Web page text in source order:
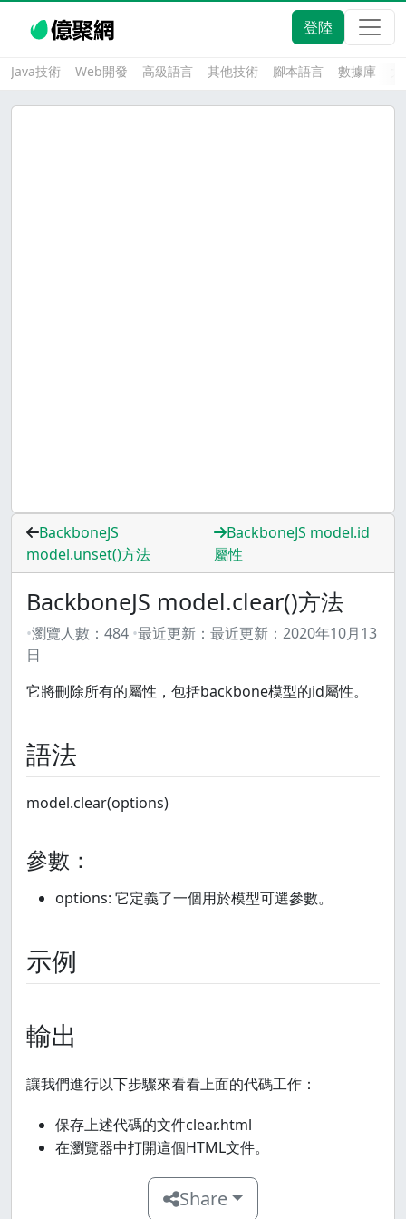
登陸
Java技術 Web開發 高級語言 其他技術 腳本語言 數據庫
BackboneJS
model.unset()方法
BackboneJS model.id
屬性
BackboneJS model.clear()方法
瀏覽人數： 484 最近更新： 最近更新： 2020年10月13
日
它將刪除所有的屬性，包括backbone模型的id屬性。
語法
model.clear(options)
參數：
options: 它定義了一個用於模型可選參數。
示例
輸出
讓我們進行以下步驟來看看上面的代碼工作：
保存上述代碼的文件clear.html
在瀏覽器中打開這個HTML文件。
Share